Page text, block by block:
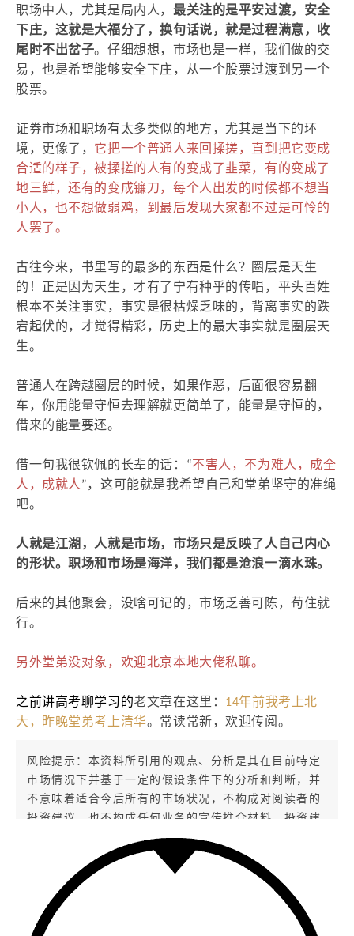
职场中人，尤其是局内人， 最关注的是平安过渡，安全
下庄，这就是大福分了，换句话说，就是过程满意，收
尾时不出岔子。仔细想想，市场也是一样，我们做的交
易，也是希望能够安全下庄，从一个股票过渡到另一个
股票。
证券市场和职场有太多类似的地方，尤其是当下的环
境，更像了， 它把一个普通人来回揉搓，直到把它变成
合适的样子，被揉搓的人有的变成了韭菜，有的变成了
地三鲜，还有的变成镰刀，每个人出发的时候都不想当
小人，也不想做弱鸡，到最后发现大家都不过是可怜的
人罢了。
古往今来，书里写的最多的东西是什么？ 圈层是天生
的！正是因为天生，才有了宁有种乎的传唱，平头百姓
根本不关注事实，事实是很枯燥乏味的，背离事实的跌
宕起伏的，才觉得精彩，历史上的最大事实就是圈层天
生。
普通人在跨越圈层的时候，如果作恶，后面很容易翻
车，你用能量守恒去理解就更简单了，能量是守恒的，
借来的能量要还。
借一句我很钦佩的长辈的话：“不害人，不为难人，成全
人，成就人”，这可能就是我希望自己和堂弟坚守的准绳
吧。
人就是江湖，人就是市场，市场只是反映了人自己内心
的形状。职场和市场是海洋，我们都是沧浪一滴水珠。
后来的其他聚会，没啥可记的，市场乏善可陈，苟住就
行。
另外堂弟没对象，欢迎北京本地大佬私聊。
之前讲高考聊学习的老文章在这里： 14年前我考上北
大，昨晚堂弟考上清华。常读常新，欢迎传阅。
风险提示：本资料所引用的观点、分析是其在目前特定
市场情况下并基于一定的假设条件下的分析和判断，并
不意味着适合今后所有的市场状况，不构成对阅读者的
投资建议，也不构成任何业务的宣传推介材料、投资建
议或保证，不作为任何法律文件，搬砖小组不对任何人
使用此全部或部分内容的行为或由此而引致的任何损失
承担任何责任，市场有风险，投资需谨慎。
从业人员信息公示：